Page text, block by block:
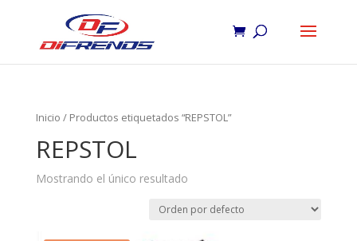
Inicio / Productos etiquetados “REPSTOL”
REPSTOL
Mostrando el único resultado